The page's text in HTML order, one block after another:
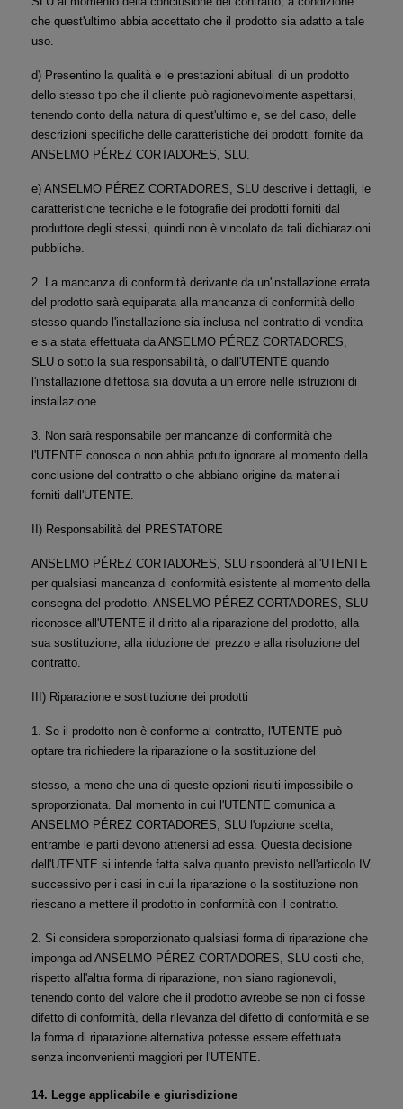
che quest'ultimo abbia accettato che il prodotto sia adatto a tale
uso.
d) Presentino la qualità e le prestazioni abituali di un prodotto
dello stesso tipo che il cliente può ragionevolmente aspettarsi,
tenendo conto della natura di quest'ultimo e, se del caso, delle
descrizioni specifiche delle caratteristiche dei prodotti fornite da
ANSELMO PÉREZ CORTADORES, SLU.
e) ANSELMO PÉREZ CORTADORES, SLU descrive i dettagli, le
caratteristiche tecniche e le fotografie dei prodotti forniti dal
produttore degli stessi, quindi non è vincolato da tali dichiarazioni
pubbliche.
2. La mancanza di conformità derivante da un'installazione errata
del prodotto sarà equiparata alla mancanza di conformità dello
stesso quando l'installazione sia inclusa nel contratto di vendita
e sia stata effettuata da ANSELMO PÉREZ CORTADORES,
SLU o sotto la sua responsabilità, o dall'UTENTE quando
l'installazione difettosa sia dovuta a un errore nelle istruzioni di
installazione.
3. Non sarà responsabile per mancanze di conformità che
l'UTENTE conosca o non abbia potuto ignorare al momento della
conclusione del contratto o che abbiano origine da materiali
forniti dall'UTENTE.
II) Responsabilità del PRESTATORE
ANSELMO PÉREZ CORTADORES, SLU risponderà all'UTENTE
per qualsiasi mancanza di conformità esistente al momento della
consegna del prodotto. ANSELMO PÉREZ CORTADORES, SLU
riconosce all'UTENTE il diritto alla riparazione del prodotto, alla
sua sostituzione, alla riduzione del prezzo e alla risoluzione del
contratto.
III) Riparazione e sostituzione dei prodotti
1. Se il prodotto non è conforme al contratto, l'UTENTE può
optare tra richiedere la riparazione o la sostituzione del
stesso, a meno che una di queste opzioni risulti impossibile o
sproporzionata. Dal momento in cui l'UTENTE comunica a
ANSELMO PÉREZ CORTADORES, SLU l'opzione scelta,
entrambe le parti devono attenersi ad essa. Questa decisione
dell'UTENTE si intende fatta salva quanto previsto nell'articolo IV
successivo per i casi in cui la riparazione o la sostituzione non
riescano a mettere il prodotto in conformità con il contratto.
2. Si considera sproporzionato qualsiasi forma di riparazione che
imponga ad ANSELMO PÉREZ CORTADORES, SLU costi che,
rispetto all'altra forma di riparazione, non siano ragionevoli,
tenendo conto del valore che il prodotto avrebbe se non ci fosse
difetto di conformità, della rilevanza del difetto di conformità e se
la forma di riparazione alternativa potesse essere effettuata
senza inconvenienti maggiori per l'UTENTE.
14. Legge applicabile e giurisdizione